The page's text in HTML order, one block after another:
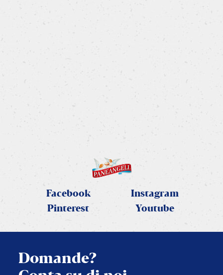
Facebook
Instagram
Pinterest
Youtube
Domande?